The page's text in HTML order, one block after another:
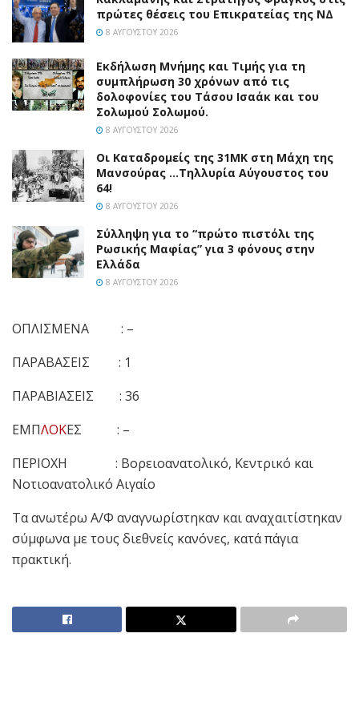
πρώτες θέσεις του Επικρατείας της ΝΔ
8 ΑΥΓΟΎΣΤΟΥ 2026
Εκδήλωση Μνήμης και Τιμής για τη
συμπλήρωση 30 χρόνων από τις
δολοφονίες του Τάσου Ισαάκ και του
Σολωμού Σολωμού.
8 ΑΥΓΟΎΣΤΟΥ 2026
Οι Καταδρομείς της 31ΜΚ στη Mάχη της
Μανσούρας …Τηλλυρία Αύγουστος του
64!
8 ΑΥΓΟΎΣΤΟΥ 2026
Σύλληψη για το “πρώτο πιστόλι της
Ρωσικής Μαφίας” για 3 φόνους στην
Ελλάδα
8 ΑΥΓΟΎΣΤΟΥ 2026
ΟΠΛΙΣΜΕΝΑ : –
ΠΑΡΑΒΑΣΕΙΣ : 1
ΠΑΡΑΒΙΑΣΕΙΣ : 36
ΕΜΠΛΟΚΕΣ : –
ΠΕΡΙΟΧΗ : Βορειοανατολικό, Κεντρικό και
Νοτιοανατολικό Αιγαίο
Τα ανωτέρω Α/Φ αναγνωρίστηκαν και αναχαιτίστηκαν
σύμφωνα με τους διεθνείς κανόνες, κατά πάγια
πρακτική.